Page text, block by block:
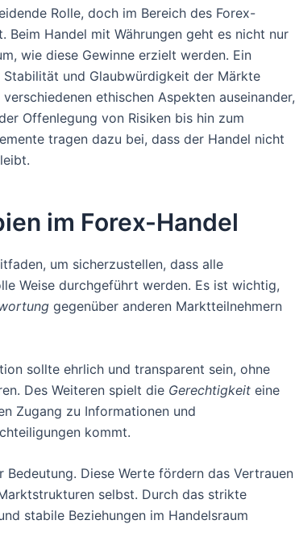
Rolle, doch im Bereich des Forex-
Handel mit Währungen geht es nicht nur
wie diese Gewinne erzielt werden. Ein
und Glaubwürdigkeit der Märkte
ethischen Aspekten auseinander,
Offenlegung von Risiken bis hin zum
tragen dazu bei, dass der Handel nicht
im Forex-Handel
um sicherzustellen, dass alle
Weise durchgeführt werden. Es ist wichtig,
gegenüber anderen Marktteilnehmern
sollte ehrlich und transparent sein, ohne
Des Weiteren spielt die Gerechtigkeit eine
Zugang zu Informationen und
kommt.
Diese Werte fördern das Vertrauen
selbst. Durch das strikte
stabile Beziehungen im Handelsraum